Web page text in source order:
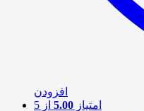
افزودن
امتیاز 5.00 از 5